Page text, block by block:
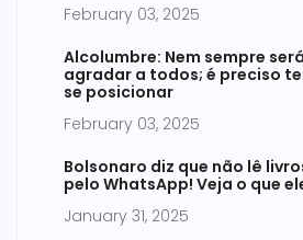
February 03, 2025
Alcolumbre: Nem sempre
agradar a todos; é preciso
se posicionar
February 03, 2025
Bolsonaro diz que não lê
pelo WhatsApp! Veja o que
January 31, 2025